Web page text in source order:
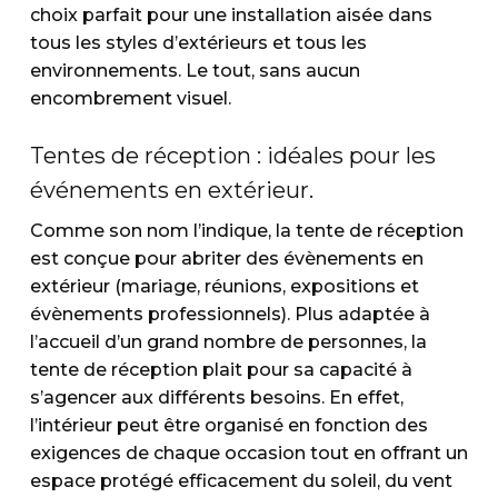
choix parfait pour une installation aisée dans
tous les styles d’extérieurs et tous les
environnements. Le tout, sans aucun
encombrement visuel.
Tentes de réception : idéales pour les
événements en extérieur.
Comme son nom l’indique, la tente de réception
est conçue pour abriter des évènements en
extérieur (mariage, réunions, expositions et
évènements professionnels). Plus adaptée à
l’accueil d’un grand nombre de personnes, la
tente de réception plait pour sa capacité à
s’agencer aux différents besoins. En effet,
l’intérieur peut être organisé en fonction des
exigences de chaque occasion tout en offrant un
espace protégé efficacement du soleil, du vent